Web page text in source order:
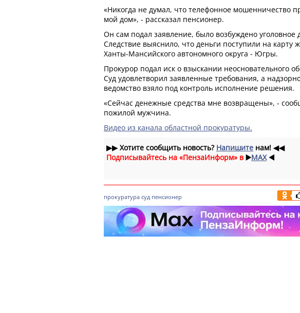
«Никогда не думал, что телефонное мошенничество
мой дом», - рассказал пенсионер.
Он сам подал заявление, было возбуждено уголовное
Следствие выяснило, что деньги поступили на карту
Ханты-Мансийского автономного округа - Югры.
Прокурор подал иск о взыскании неосновательного
Суд удовлетворил заявленные требования, а
ведомство взяло под контроль исполнение решения.
«Сейчас денежные средства мне возвращены», -
пожилой мужчина.
Видео из канала областной прокуратуры.
▶▶Хотите сообщить новость? Напишите нам! ◀◀
Подписывайтесь на «ПензаИнформ» в ▶️MAX ◀️
прокуратура суд пенсионер